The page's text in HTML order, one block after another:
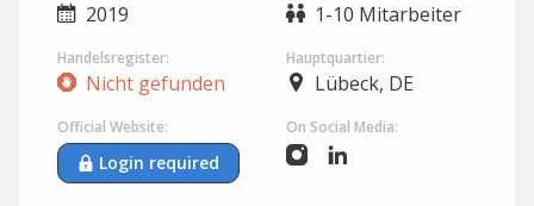
2019 1-10 Mitarbeiter
Handelsregister:
Nicht gefunden
Hauptquartier:
Lübeck, DE
Official Website:
Login required
On Social Media: